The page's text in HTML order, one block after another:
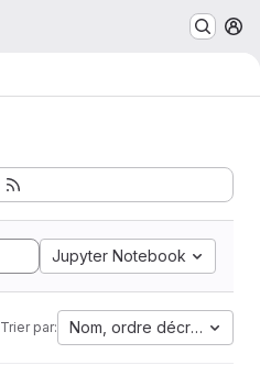
Jupyter Notebook
Trier par: Nom, ordre décroissant